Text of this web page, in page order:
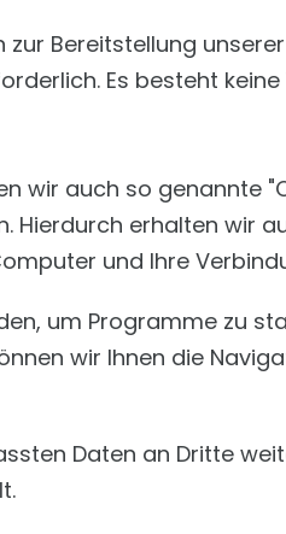
Bereitstellung
Es besteht
wir auch so genannte
Hierdurch erhalten wir
und Ihre
um Programme zu
wir Ihnen die
Daten an Dritte